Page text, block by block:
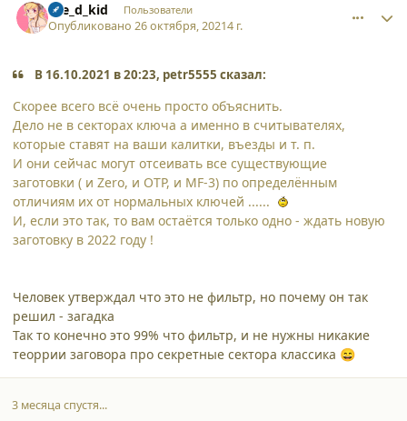
the_d_kid Пользователи
Опубликовано26 октября, 20214 г.
В 16.10.2021 в 20:23, petr5555 сказал:
Скорее всего всё очень просто объяснить.
Дело не в секторах ключа а именно в считывателях,
которые ставят на ваши калитки, въезды и т. п.
И они сейчас могут отсеивать все существующие
заготовки ( и Zero, и OTP, и MF-3) по определённым
отличиям их от нормальных ключей ......
И, если это так, то вам остаётся только одно - ждать новую
заготовку в 2022 году !
Человек утверждал что это не фильтр, но почему он так
решил - загадка
Так то конечно это 99% что фильтр, и не нужны никакие
теоррии заговора про секретные сектора классика 😄
3 месяца спустя...